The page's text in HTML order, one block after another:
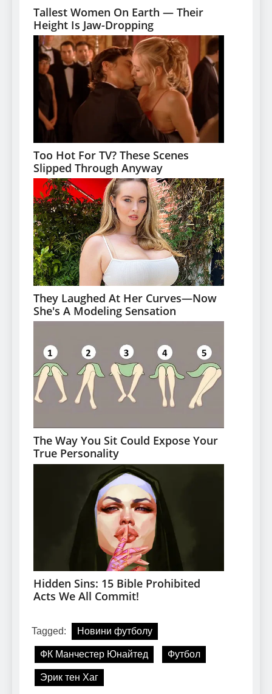
Tagged: Новини футболу
ФК Манчестер Юнайтед Футбол
Эрик тен Хаг